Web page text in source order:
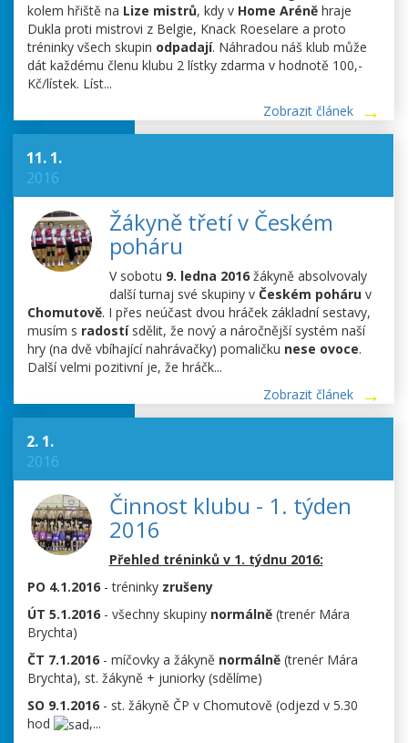
kolem hřiště na Lize mistrů, kdy v Home Aréně hraje
Dukla proti mistrovi z Belgie, Knack Roeselare a proto
tréninky všech skupin odpadají. Náhradou náš klub může
dát každému členu klubu 2 lístky zdarma v hodnotě 100,-
Kč/lístek. Líst...
Zobrazit článek
11. 1.
2016
Žákyně třetí v Českém
poháru
V sobotu 9. ledna 2016žákyně absolvovaly
další turnaj své skupiny v Českém poháruv
Chomutově. I přes neúčast dvou hráček základní sestavy,
musím s radostísdělit, že nový a náročnější systém naší
hry (na dvě vbíhající nahrávačky) pomaličku nese ovoce.
Další velmi pozitivní je, že hráčk...
Zobrazit článek
2. 1.
2016
Činnost klubu - 1. týden
2016
Přehled tréninků v 1. týdnu 2016:
PO 4.1.2016 - tréninky zrušeny
ÚT 5.1.2016 - všechny skupiny normálně (trenér Mára
Brychta)
ČT 7.1.2016 - míčovky a žákyně normálně (trenér Mára
Brychta), st. žákyně + juniorky (sdělíme)
SO 9.1.2016 - st. žákyně ČP v Chomutově (odjezd v 5.30
hod
,...